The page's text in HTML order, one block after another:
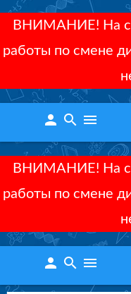
ВНИМАНИЕ! На
работы по смене
person search menu
ВНИМАНИЕ! На
работы по смене
person search menu